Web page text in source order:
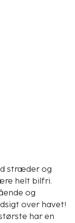
stræder og
helt bilfri.
og
over havet!
har en